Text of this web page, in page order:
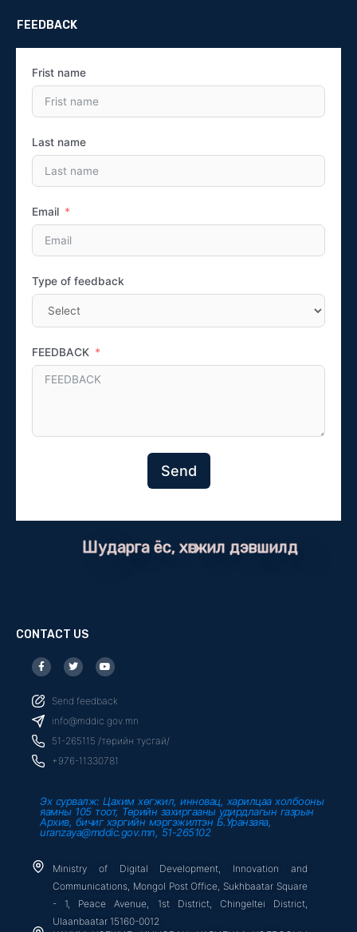
FEEDBACK
Frist name
Last name
Email
Type of feedback
FEEDBACK
Send
Шударга ёс, хөгжил дэвшилд
CONTACT US
F
a
c
b
o
o
k
f
T
w
i
t
r
Y
o
u
u
e
Send feedback
info@mddic.gov.mn
51-265115 /төрийн тусгай/
+976-11330781
Эх сурвалж: Цахим хөгжил, инновац, харилцаа холбооны
яамны 105 тоот, Төрийн захиргааны удирдлагын газрын
Архив, бичиг хэргийн мэргэжилтэн Б.Уранзаяа,
uranzaya@mddic.gov.mn, 51-265102
Ministry of Digital Development, Innovation and
Communications, Mongol Post Office, Sukhbaatar Square
- 1, Peace Avenue, 1st District, Chingeltei District,
Ulaanbaatar 15160-0012